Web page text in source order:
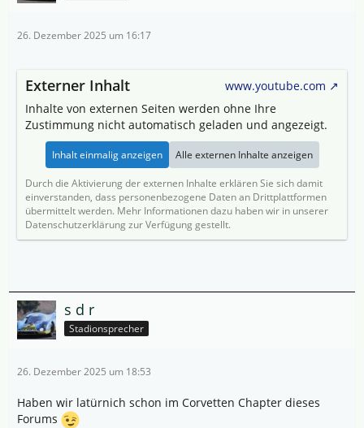
26. Dezember 2025 um 16:17
Externer Inhalt
www.youtube.com
Inhalte von externen Seiten werden ohne Ihre
Zustimmung nicht automatisch geladen und angezeigt.
Inhalt einmalig anzeigen Alle externen Inhalte anzeigen
Durch die Aktivierung der externen Inhalte erklären Sie sich damit
einverstanden, dass personenbezogene Daten an Drittplattformen
übermittelt werden. Mehr Informationen dazu haben wir in unserer
Datenschutzerklärung zur Verfügung gestellt.
s d r
Stadionsprecher
26. Dezember 2025 um 18:53
Haben wir latürnich schon im Corvetten Chapter dieses
Forums